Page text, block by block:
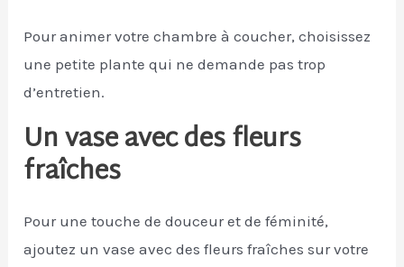
Pour animer votre chambre à coucher, choisissez
une petite plante qui ne demande pas trop
d’entretien.
Un vase avec des fleurs
fraîches
Pour une touche de douceur et de féminité,
ajoutez un vase avec des fleurs fraîches sur votre